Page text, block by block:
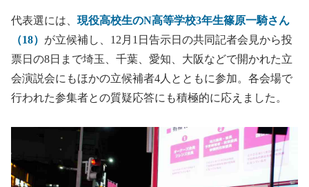
代表選には、 現役高校生のN高等学校3年生篠原一騎さん
（18） が立候補し、12月1日告示日の共同記者会見から投
票日の8日まで埼玉、千葉、愛知、大阪などで開かれた立
会演説会にもほかの立候補者4人とともに参加。各会場で
行われた参集者との質疑応答にも積極的に応えました。